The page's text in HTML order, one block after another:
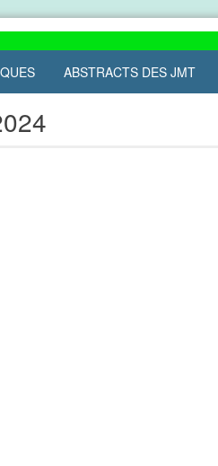
ABSTRACTS DES JMT